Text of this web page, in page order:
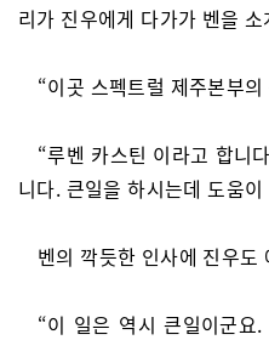
리가 진우에게 다가가 벤을
“이곳 스펙트럴 제주본부
“루벤 카스틴 이라고 합니
니다. 큰일을 하시는데 도움
벤의 깍듯한 인사에 진우
“이 일은 역시 큰일이군요